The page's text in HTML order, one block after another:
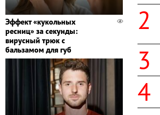
Эффект «кукольных
ресниц» за секунды:
вирусный трюк с
бальзамом для губ